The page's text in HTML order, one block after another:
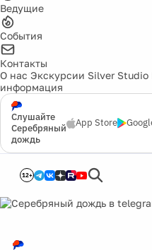
Ведущие
События
Контакты
О нас Экскурсии Silver Studio
информация
Слушайте
Серебряный
дождь
App Store
12+